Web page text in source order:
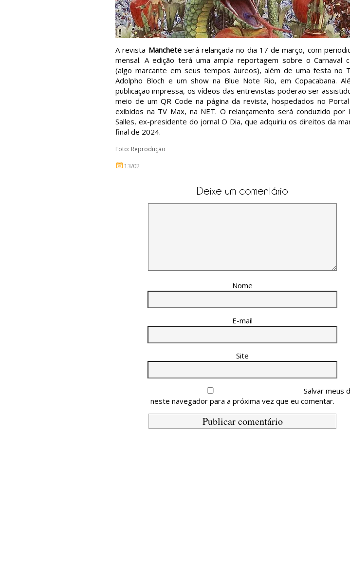
A revista Mancheteserá relançada no dia 17 de março, com
mensal. A edição terá uma ampla reportagem sobre o Carnaval
(algo marcante em seus tempos áureos), além de uma festa no
Adolpho Bloch e um show na Blue Note Rio, em Copacabana.
publicação impressa, os vídeos das entrevistas poderão ser
meio de um QR Code na página da revista, hospedados no
exibidos na TV Max, na NET. O relançamento será conduzido por
Salles, ex-presidente do jornal O Dia, que adquiriu os direitos da
final de 2024.
Foto: Reprodução
13/02
Deixe um comentário
Nome
E-mail
Site
Salvar meus
neste navegador para a próxima vez que eu comentar.